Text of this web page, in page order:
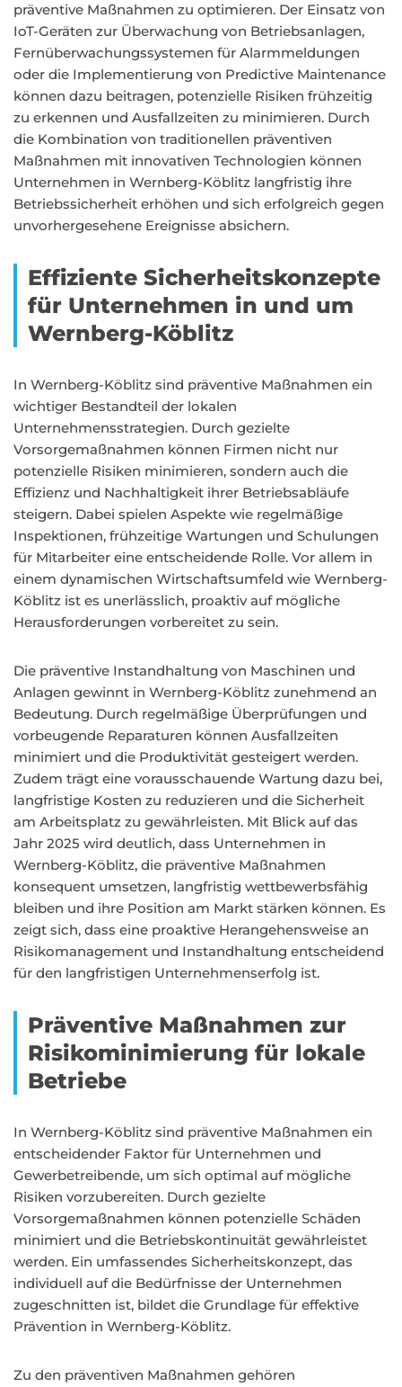
präventive Maßnahmen zu optimieren. Der Einsatz von
IoT-Geräten zur Überwachung von Betriebsanlagen,
Fernüberwachungssystemen für Alarmmeldungen
oder die Implementierung von Predictive Maintenance
können dazu beitragen, potenzielle Risiken frühzeitig
zu erkennen und Ausfallzeiten zu minimieren. Durch
die Kombination von traditionellen präventiven
Maßnahmen mit innovativen Technologien können
Unternehmen in Wernberg-Köblitz langfristig ihre
Betriebssicherheit erhöhen und sich erfolgreich gegen
unvorhergesehene Ereignisse absichern.
Effiziente Sicherheitskonzepte
für Unternehmen in und um
Wernberg-Köblitz
In Wernberg-Köblitz sind präventive Maßnahmen ein
wichtiger Bestandteil der lokalen
Unternehmensstrategien. Durch gezielte
Vorsorgemaßnahmen können Firmen nicht nur
potenzielle Risiken minimieren, sondern auch die
Effizienz und Nachhaltigkeit ihrer Betriebsabläufe
steigern. Dabei spielen Aspekte wie regelmäßige
Inspektionen, frühzeitige Wartungen und Schulungen
für Mitarbeiter eine entscheidende Rolle. Vor allem in
einem dynamischen Wirtschaftsumfeld wie Wernberg-
Köblitz ist es unerlässlich, proaktiv auf mögliche
Herausforderungen vorbereitet zu sein.
Die präventive Instandhaltung von Maschinen und
Anlagen gewinnt in Wernberg-Köblitz zunehmend an
Bedeutung. Durch regelmäßige Überprüfungen und
vorbeugende Reparaturen können Ausfallzeiten
minimiert und die Produktivität gesteigert werden.
Zudem trägt eine vorausschauende Wartung dazu bei,
langfristige Kosten zu reduzieren und die Sicherheit
am Arbeitsplatz zu gewährleisten. Mit Blick auf das
Jahr 2025 wird deutlich, dass Unternehmen in
Wernberg-Köblitz, die präventive Maßnahmen
konsequent umsetzen, langfristig wettbewerbsfähig
bleiben und ihre Position am Markt stärken können. Es
zeigt sich, dass eine proaktive Herangehensweise an
Risikomanagement und Instandhaltung entscheidend
für den langfristigen Unternehmenserfolg ist.
Präventive Maßnahmen zur
Risikominimierung für lokale
Betriebe
In Wernberg-Köblitz sind präventive Maßnahmen ein
entscheidender Faktor für Unternehmen und
Gewerbetreibende, um sich optimal auf mögliche
Risiken vorzubereiten. Durch gezielte
Vorsorgemaßnahmen können potenzielle Schäden
minimiert und die Betriebskontinuität gewährleistet
werden. Ein umfassendes Sicherheitskonzept, das
individuell auf die Bedürfnisse der Unternehmen
zugeschnitten ist, bildet die Grundlage für effektive
Prävention in Wernberg-Köblitz.
Zu den präventiven Maßnahmen gehören